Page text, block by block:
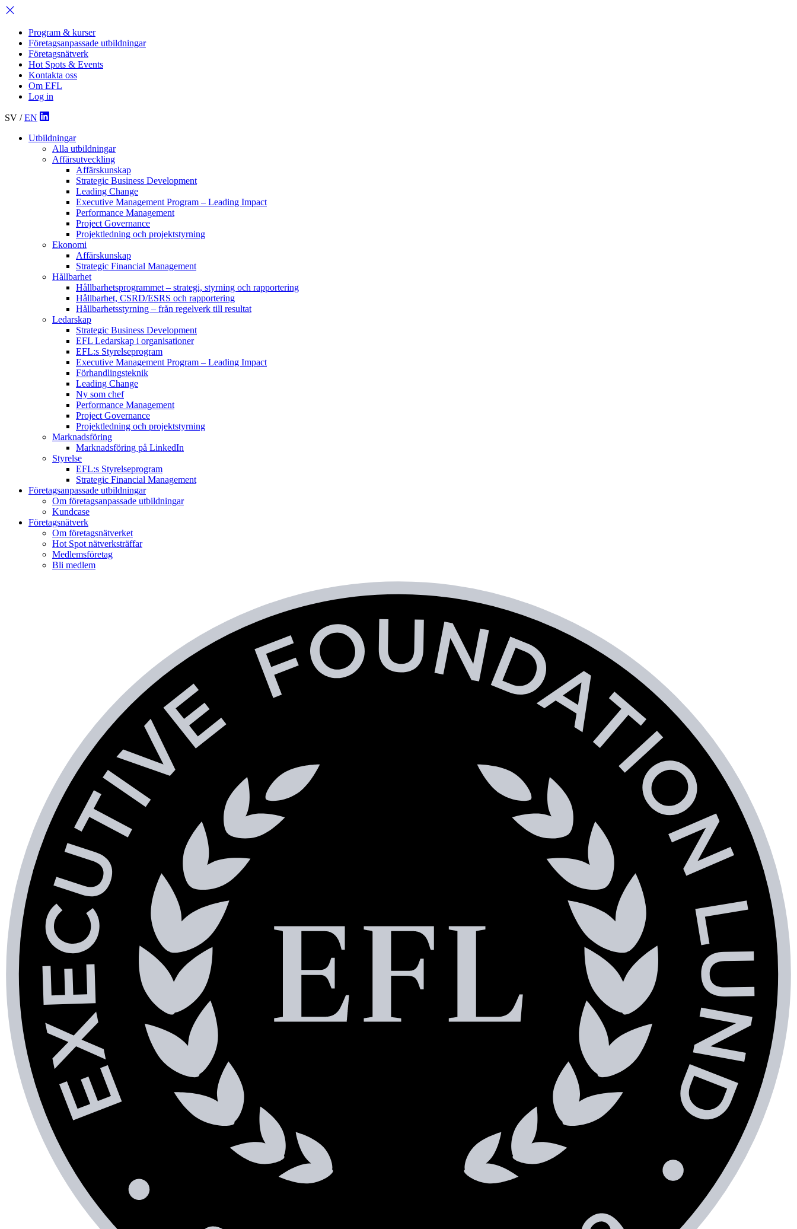
Program & kurser
Företagsanpassade utbildningar
Företagsnätverk
Hot Spots & Events
Kontakta oss
Om EFL
Log in
SV /EN
Utbildningar
Alla utbildningar
Affärsutveckling
Affärskunskap
Strategic Business Development
Leading Change
Executive Management Program – Leading Impact
Performance Management
Project Governance
Projektledning och projektstyrning
Ekonomi
Affärskunskap
Strategic Financial Management
Hållbarhet
Hållbarhetsprogrammet – strategi, styrning och rapportering
Hållbarhet, CSRD/ESRS och rapportering
Hållbarhetsstyrning – från regelverk till resultat
Ledarskap
Strategic Business Development
EFL Ledarskap i organisationer
EFL:s Styrelseprogram
Executive Management Program – Leading Impact
Förhandlingsteknik
Leading Change
Ny som chef
Performance Management
Project Governance
Projektledning och projektstyrning
Marknadsföring
Marknadsföring på LinkedIn
Styrelse
EFL:s Styrelseprogram
Strategic Financial Management
Företagsanpassade utbildningar
Om företagsanpassade utbildningar
Kundcase
Företagsnätverk
Om företagsnätverket
Hot Spot nätverksträffar
Medlemsföretag
Bli medlem